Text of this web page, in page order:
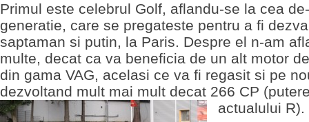
Primul este celebrul Golf, aflandu-se la cea
generatie, care se pregateste pentru a fi
saptaman si putin, la Paris. Despre el n-am
multe, decat ca va beneficia de un alt motor
din gama VAG, acelasi ce va fi regasit si pe
dezvoltand mult mai mult decat 266 CP
actualului R).